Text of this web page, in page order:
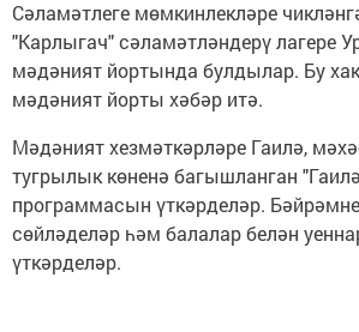
Сәламәтлеге мөмкинлекләре
"Карлыгач" сәламәтләндерү лагере
мәдәният йортында булдылар. Бу
мәдәният йорты хәбәр итә.
Мәдәният хезмәткәрләре Гаилә,
тугрылык көненә багышланган
программасын үткәрделәр.
сөйләделәр һәм балалар белән
үткәрделәр.